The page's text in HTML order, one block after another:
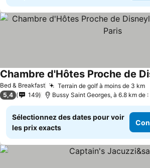
Bed & Breakfast Terrain de golf à moins de 3 km
5,4 149 Bussy Saint Georges, à 6.8 km de
Sélectionnez des dates pour voir
les prix exacts